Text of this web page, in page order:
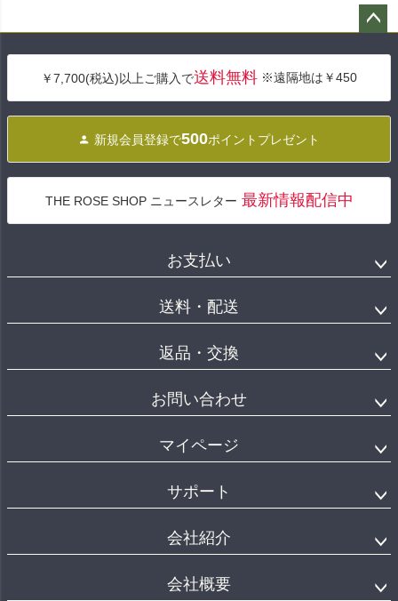
へ
￥7,700(税込)以上ご購入で送料無料 ※遠隔地は￥450
新規会員登録で500ポイントプレゼント
THE ROSE SHOP ニュースレター 最新情報配信中
お支払い
送料・配送
返品・交換
お問い合わせ
マイページ
サポート
会社紹介
会社概要